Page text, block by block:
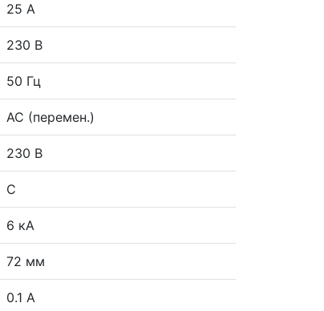
25 А
230 В
50 Гц
AC (перемен.)
230 В
C
6 кА
72 мм
0.1 А